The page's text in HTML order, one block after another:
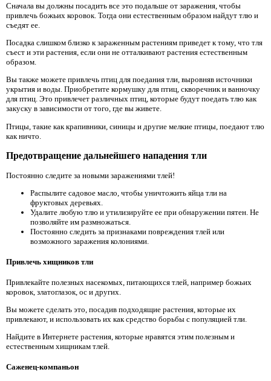
Сначала вы должны посадить все это подальше от заражения, чтобы
привлечь божьих коровок. Тогда они естественным образом найдут тлю и
съедят ее.
Посадка слишком близко к зараженным растениям приведет к тому, что тля
съест и эти растения, если они не отталкивают растения естественным
образом.
Вы также можете привлечь птиц для поедания тли, выровняв источники
укрытия и воды. Приобретите кормушку для птиц, скворечник и ванночку
для птиц. Это привлечет различных птиц, которые будут поедать тлю как
закуску в зависимости от того, где вы живете.
Птицы, такие как крапивники, синицы и другие мелкие птицы, поедают тлю
как ничто.
Предотвращение дальнейшего нападения тли
Постоянно следите за новыми заражениями тлей!
Распылите садовое масло, чтобы уничтожить яйца тли на
фруктовых деревьях.
Удалите любую тлю и утилизируйте ее при обнаружении пятен. Не
позволяйте им размножаться.
Постоянно следить за признаками повреждения тлей или
возможного заражения колониями.
Привлечь хищников тли
Привлекайте полезных насекомых, питающихся тлей, например божьих
коровок, златоглазок, ос и других.
Вы можете сделать это, посадив подходящие растения, которые их
привлекают, и использовать их как средство борьбы с популяцией тли.
Найдите в Интернете растения, которые нравятся этим полезным и
естественным хищникам тлей.
Саженец-компаньон